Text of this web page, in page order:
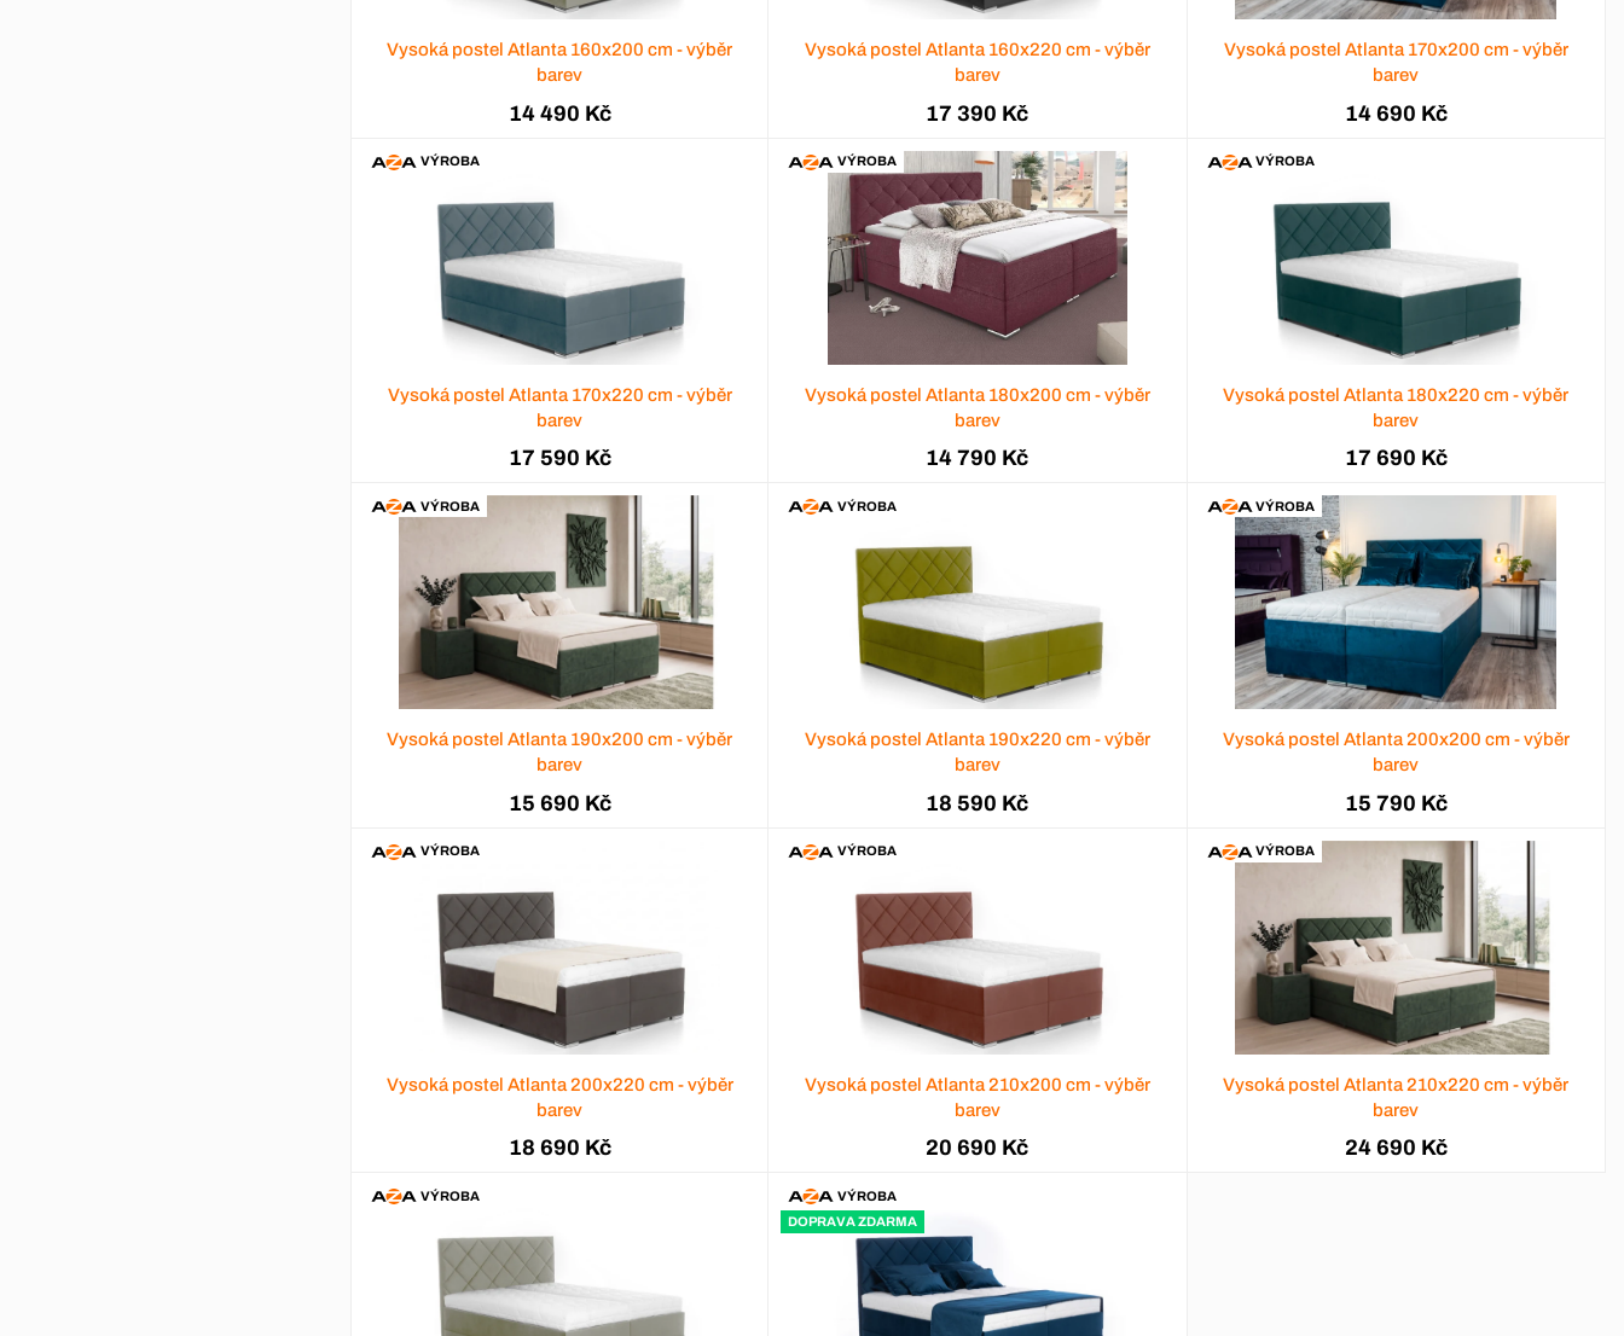
Vysoká postel Atlanta 160x200 cm - výběr
barev
14 490 Kč
Vysoká postel Atlanta 160x220 cm - výběr
barev
17 390 Kč
Vysoká postel Atlanta 170x200 cm - výběr
barev
14 690 Kč
VÝROBA
Vysoká postel Atlanta 170x220 cm - výběr
barev
17 590 Kč
VÝROBA
Vysoká postel Atlanta 180x200 cm - výběr
barev
14 790 Kč
VÝROBA
Vysoká postel Atlanta 180x220 cm - výběr
barev
17 690 Kč
VÝROBA
Vysoká postel Atlanta 190x200 cm - výběr
barev
15 690 Kč
VÝROBA
Vysoká postel Atlanta 190x220 cm - výběr
barev
18 590 Kč
VÝROBA
Vysoká postel Atlanta 200x200 cm - výběr
barev
15 790 Kč
VÝROBA
Vysoká postel Atlanta 200x220 cm - výběr
barev
18 690 Kč
VÝROBA
Vysoká postel Atlanta 210x200 cm - výběr
barev
20 690 Kč
VÝROBA
Vysoká postel Atlanta 210x220 cm - výběr
barev
24 690 Kč
VÝROBA
VÝROBA
DOPRAVA ZDARMA